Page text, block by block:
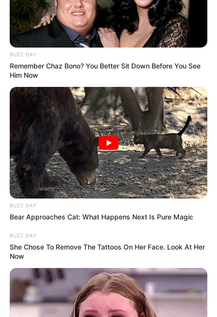
BUZZ DAY
Remember Chaz Bono? You Better Sit Down Before You See
Him Now
BUZZ DAY
Bear Approaches Cat: What Happens Next Is Pure Magic
BUZZ DAY
She Chose To Remove The Tattoos On Her Face. Look At Her
Now